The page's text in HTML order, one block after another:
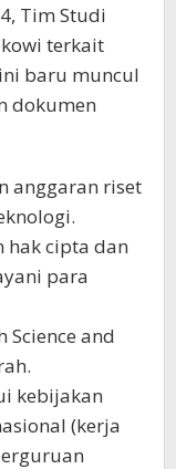
Tim Studi
terkait
baru muncul
dokumen
anggaran riset
hak cipta dan
para
and
kebijakan
(kerja